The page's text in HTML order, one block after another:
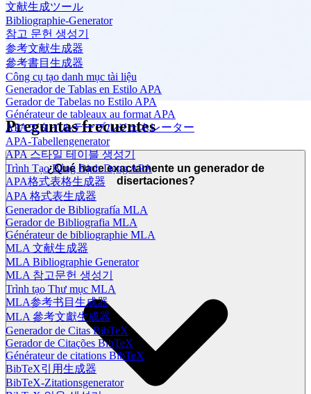
文献生成ツール
Bibliographie-Generator
참고 문헌 생성기
参考文献生成器
參考書目生成器
Công cụ tạo danh mục tài liệu
Generador de Tablas en Estilo APA
Gerador de Tabelas no Estilo APA
Générateur de tableaux au format APA
APAスタイルテーブルジェネレーター
APA-Tabellengenerator
APA 스타일 테이블 생성기
Trình Tạo Bảng Định Dạng APA
APA格式表格生成器
APA 格式表生成器
Generador de Bibliografía MLA
Gerador de Bibliografia MLA
Générateur de bibliographie MLA
MLA 文献生成器
MLA Bibliographie Generator
MLA 참고문헌 생성기
Trình tạo Thư mục MLA
MLA参考书目生成器
MLA 參考文獻生成器
Generador de Citas BibTeX
Gerador de Citações BibTeX
Générateur de citations BibTeX
BibTeX引用生成器
BibTeX-Zitationsgenerator
Preguntas frecuentes
¿Qué hace exactamente un generador de
disertaciones?